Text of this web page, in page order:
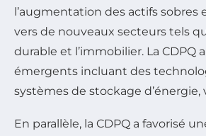
l’augmentation des actifs sobres
vers de nouveaux secteurs tels
durable et l’immobilier. La
émergents incluant des
systèmes de stockage
En parallèle, la CDPQ a favorisé